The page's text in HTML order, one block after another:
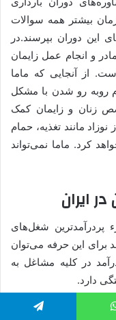
بیشتر همه سوالات
این دوران بپرسند.در
و انجام عمل زایمان
از آنجایی که ماما
روبه رو شدن با مشکل
زنان و زایمان کمک
مانند تغذیه، حمام
کرد. ماما نمی‌تواند
ایران
پردرآمدترین شغل‌های
200 میلیون درآمد برای این حرفه می‌توان
در کلیه مشاغل به
دارد.